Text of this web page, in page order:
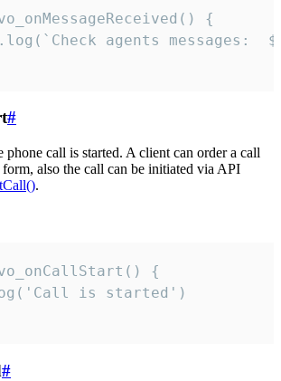
{
#
phone call is started. A client can order a call
also the call can be initiated via API
.
{
is started')
#